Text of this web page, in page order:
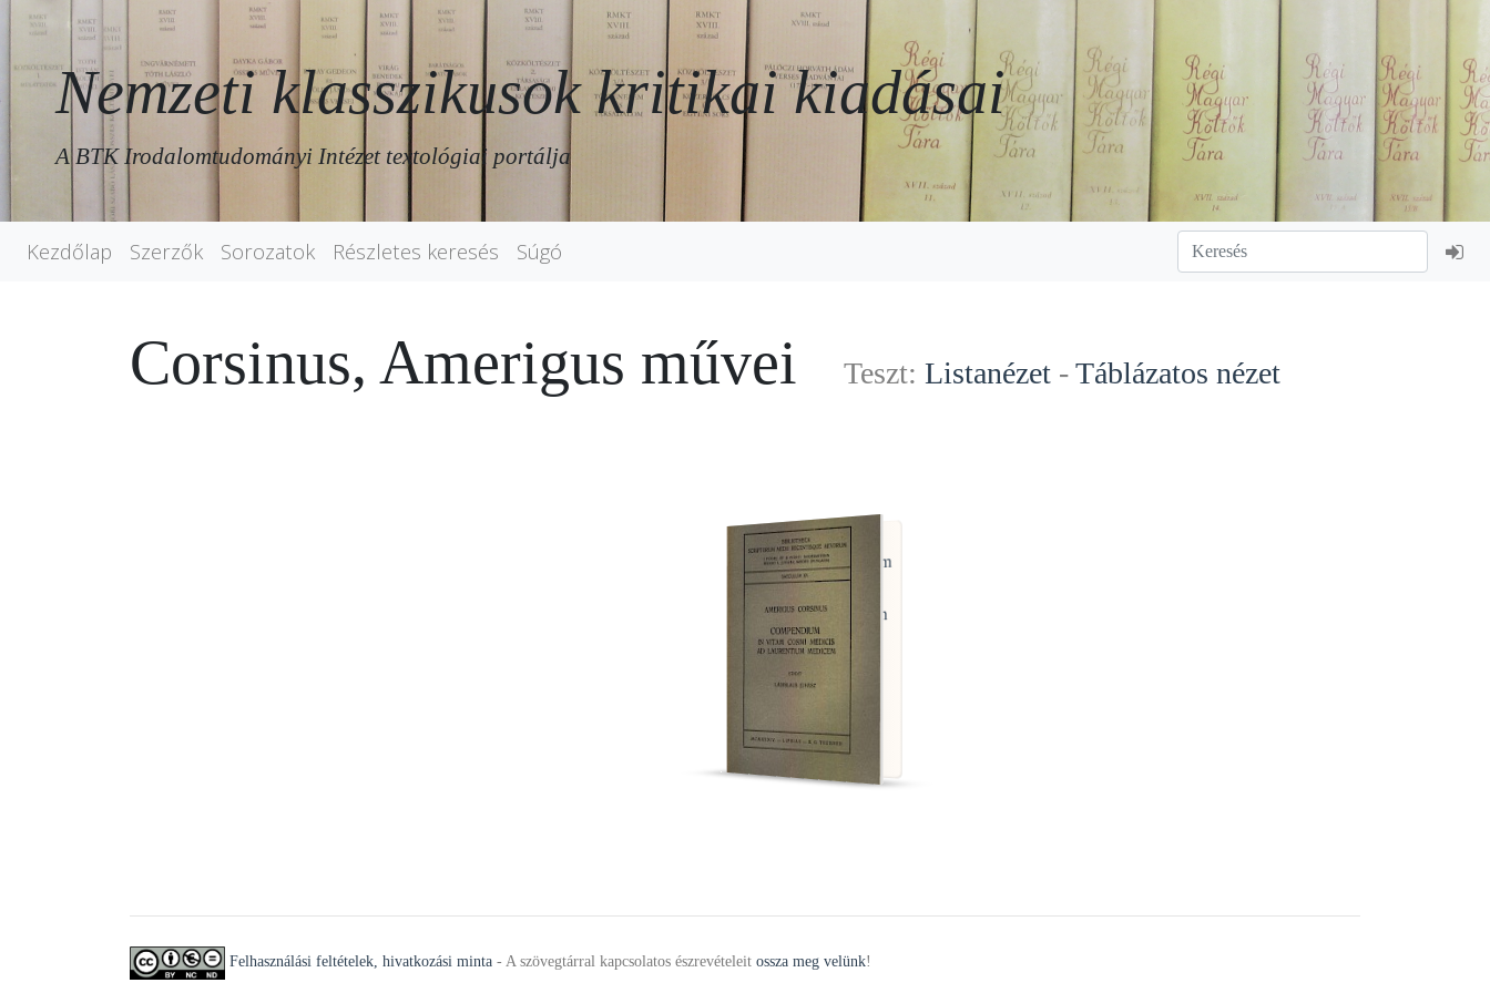
Nemzeti klasszikusok kritikai kiadásai
A BTK Irodalomtudományi Intézet textológiai portálja
Kezdőlap Szerzők Sorozatok Részletes keresés Súgó
Corsinus, Amerigus művei Teszt: Listanézet -Táblázatos nézet
Corsinus, Amerigus
Compendium in Vitam
Cosmi Medicis ad
Laurentium Medicem
Felhasználási feltételek, hivatkozási minta- A szövegtárral kapcsolatos észrevételeit ossza meg velünk!